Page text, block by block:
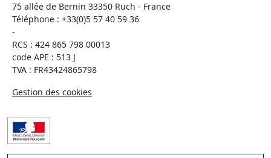
75 allée de Bernin 33350 Ruch - France
Téléphone : +33(0)5 57 40 59 36
-
RCS : 424 865 798 00013
code APE : 513 J
TVA : FR43424865798
Gestion des cookies